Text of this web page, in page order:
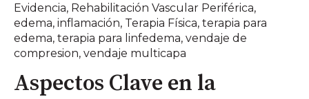
Evidencia, Rehabilitación Vascular Periférica,
edema, inflamación, Terapia Física, terapia para
edema, terapia para linfedema, vendaje de
compresion, vendaje multicapa
Aspectos Clave en la